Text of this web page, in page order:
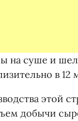
на суше и
в
этой
добычи